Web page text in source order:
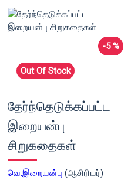
-5 %
Out Of Stock
தேர்ந்தெடுக்கப்பட்ட
இறையன்பு
சிறுகதைகள்
வெ.இறையன்பு (ஆசிரியர்)